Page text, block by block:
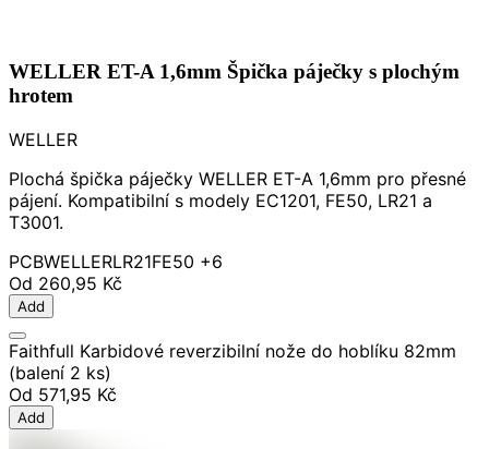
WELLER ET-A 1,6mm Špička páječky s plochým
hrotem
WELLER
Plochá špička páječky WELLER ET-A 1,6mm pro přesné
pájení. Kompatibilní s modely EC1201, FE50, LR21 a
T3001.
PCBWELLERLR21FE50 +6
Od 260,95 Kč
Add
Faithfull Karbidové reverzibilní nože do hoblíku 82mm
(balení 2 ks)
Od 571,95 Kč
Add